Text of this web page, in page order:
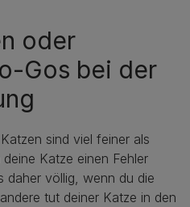
oder
Gos bei der
sind viel feiner als
Katze einen Fehler
daher völlig, wenn du die
tut deiner Katze in den